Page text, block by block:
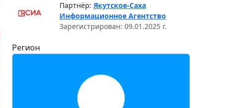
Партнёр: Якутское-Саха
Информационное Агентство
Зарегистрирован: 09.01.2025 г.
Регион